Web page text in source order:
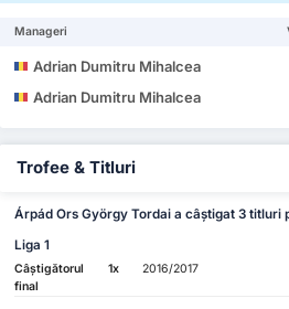
Manageri
Adrian Dumitru Mihalcea
Adrian Dumitru Mihalcea
Trofee & Titluri
Árpád Ors György Tordai a câștigat 3 titluri
Liga 1
Câștigătorul
final
1x 2016/2017